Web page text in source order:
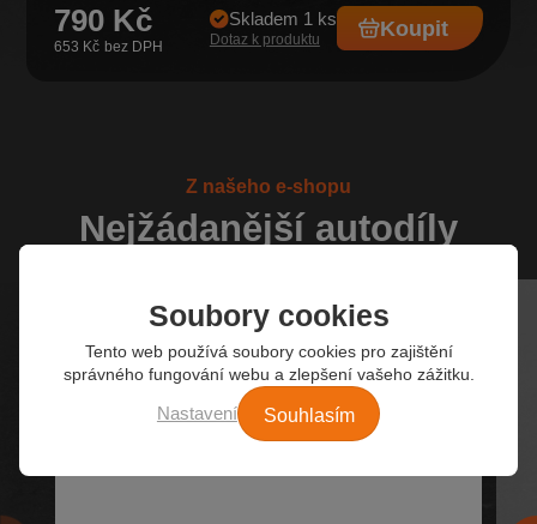
790 Kč
653 Kč
Skladem 1 ks
Dotaz k produktu Koupit
Z našeho e-shopu
Nejžádanější autodíly
Soubory cookies
Tento web používá soubory cookies pro zajištění
správného fungování webu a zlepšení vašeho zážitku.
Nastavení Souhlasím